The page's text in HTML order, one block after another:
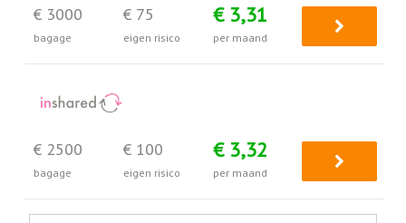
€ 3000
bagage
€ 75
eigen risico
€ 3,31
per maand
€ 2500
bagage
€ 100
eigen risico
€ 3,32
per maand